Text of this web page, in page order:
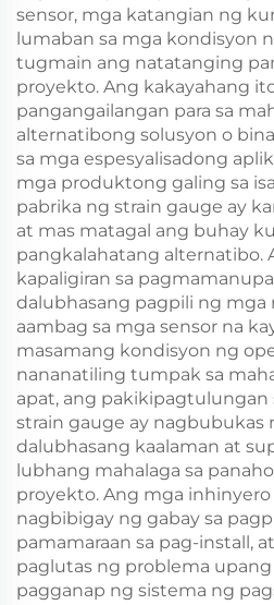
sensor, mga katangian ng
lumaban sa mga kondisyon
tugmain ang natatanging
proyekto. Ang kakayahang
pangangailangan para sa
alternatibong solusyon o
sa mga espesyalisadong
mga produktong galing sa
pabrika ng strain gauge ay
at mas matagal ang buhay
pangkalahatang alternatibo.
kapaligiran sa
dalubhasang pagpili ng mga
aambag sa mga sensor na
masamang kondisyon ng
nananatiling tumpak sa
apat, ang pakikipagtulungan
strain gauge ay nagbubukas
dalubhasang kaalaman at
lubhang mahalaga sa
proyekto. Ang mga inhinyero
nagbibigay ng gabay sa
pamamaraan sa pag-install,
paglutas ng problema
pagganap ng sistema ng